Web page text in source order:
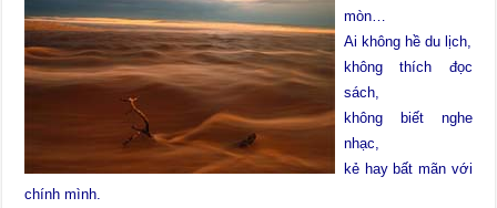
mòn…
Ai không hề du lịch,
không thích đọc
sách,
không biết nghe
nhạc,
kẻ hay bất mãn với
chính mình.